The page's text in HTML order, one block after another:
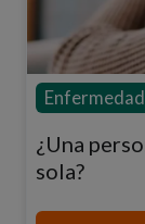
¿Una
sola?